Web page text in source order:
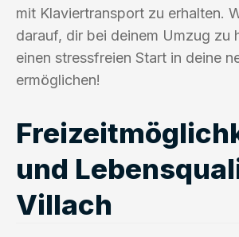
mit Klaviertransport zu erhalten.
darauf, dir bei deinem Umzug zu
einen stressfreien Start in deine
ermöglichen!
und
Villach